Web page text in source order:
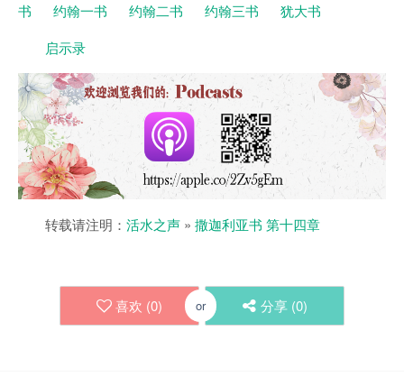
书
约翰一书 约翰二书 约翰三书
犹大书
启示录
转载请注明： 活水之声 » 撒迦利亚书 第十四章
喜欢 (0) or 分享 (0)